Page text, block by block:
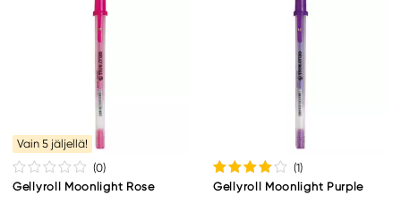
Vain 5 jäljellä!
(0)
Gellyroll Moonlight Rose
(1)
Gellyroll Moonlight Purple